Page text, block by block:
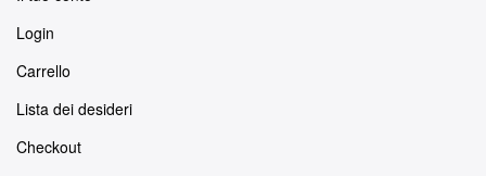
Login
Carrello
Lista dei desideri
Checkout